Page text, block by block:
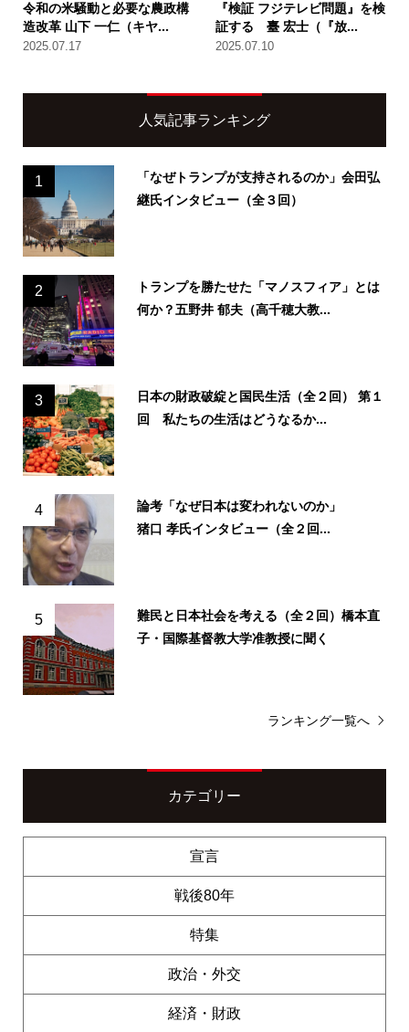
令和の米騒動と必要な農政構
造改革 山下 一仁（キヤ...
2025.07.17
『検証 フジテレビ問題』を検
証する 臺 宏士（『放...
2025.07.10
人気記事ランキング
1
「なぜトランプが支持されるのか」会田弘
継氏インタビュー（全３回）
2
トランプを勝たせた「マノスフィア」とは
何か？五野井 郁夫（高千穂大教...
3
日本の財政破綻と国民生活（全２回） 第１
回 私たちの生活はどうなるか...
4
論考「なぜ日本は変われないのか」
猪口 孝氏インタビュー（全２回...
5
難民と日本社会を考える（全２回）橋本直
子・国際基督教大学准教授に聞く
ランキング一覧へ
カテゴリー
宣言
戦後80年
特集
政治・外交
経済・財政